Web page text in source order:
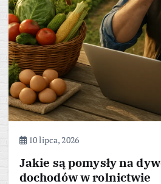
10 lipca, 2026
Jakie są pomysły na
dochodów w rolnictwie